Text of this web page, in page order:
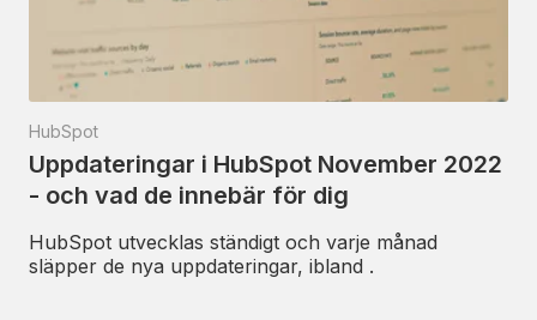
HubSpot
Uppdateringar i HubSpot November 2022
- och vad de innebär för dig
HubSpot utvecklas ständigt och varje månad
släpper de nya uppdateringar, ibland .